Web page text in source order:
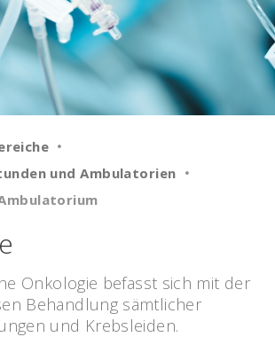
und Ambulatorien
Onkologie befasst sich mit der
Behandlung sämtlicher
und Krebsleiden.